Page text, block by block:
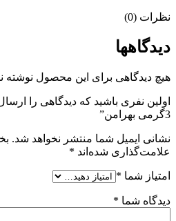
نظرات (0)
دیدگاهها
هیچ دیدگاهی برای این محصول
اولین نفری باشید که دیدگاهی را
3گرمی بهرامن”
نشانی ایمیل شما منتشر نخواهد شد.
علامت‌گذاری شده‌اند *
امتیاز شما *
دیدگاه شما *